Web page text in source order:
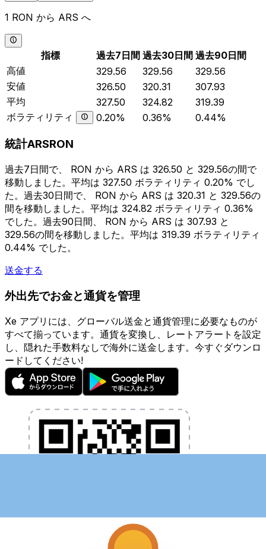
1 RON から ARS へ
指標 過去7日間 過去30日間 過去90日間
高値
329.56 329.56
329.56
安値
326.50 320.31
307.93
平均
327.50 324.82
319.39
ボラティリティ
0.20% 0.36% 0.44%
統計ARSRON
過去7日間で、 RON から ARS は 326.50 と 329.56の間で
移動しました。平均は 327.50 ボラティリティ 0.20% でし
た。過去30日間で、 RON から ARS は 320.31 と 329.56の
間を移動しました。平均は 324.82 ボラティリティ 0.36%
でした。過去90日間、 RON から ARS は 307.93 と
329.56の間を移動しました。平均は 319.39 ボラティリティ
0.44% でした。
送金する
外出先でお金と通貨を管理
Xe アプリには、グローバル送金と通貨管理に必要なものが
すべて揃っています。通貨を変換し、レートアラートを設定
し、隠れた手数料なしで海外に送金します。今すぐダウンロ
ードしてください!